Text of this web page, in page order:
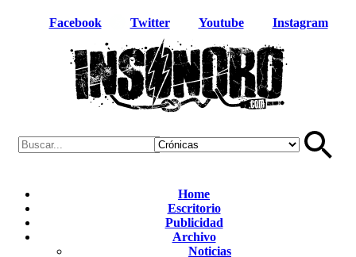
Facebook Twitter Youtube Instagram
Home
Escritorio
Publicidad
Archivo
Noticias